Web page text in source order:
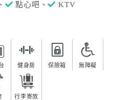
點心吧、 KTV
健身房 保險箱 無障礙
行李寄放